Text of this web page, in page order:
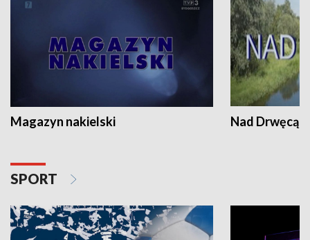
Magazyn nakielski Nad Drwęcą
SPORT